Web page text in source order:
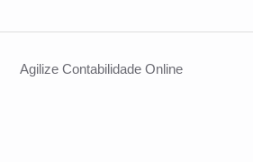
Agilize Contabilidade Online